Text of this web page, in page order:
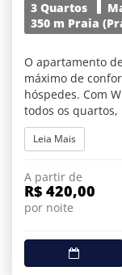
3 Quartos
350 m Praia
O apartamento
máximo de
hóspedes. Com
todos os quartos,
Leia Mais
A partir de
R$ 420,00
por noite